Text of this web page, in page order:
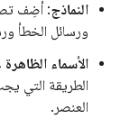
النماذج: أضِف
ورسائل الخطأ
الأسماء
الطريقة التي
العنصر.